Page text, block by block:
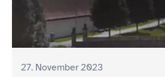
27. November 2023